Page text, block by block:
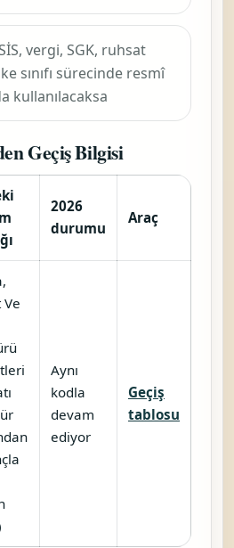
vergi, SGK, ruhsat
sınıfı sürecinde resmî
kullanılacaksa
Geçiş Bilgisi
2026
durumu
Araç
Ve
Aynı
kodla
devam
ediyor
Geçiş
tablosu